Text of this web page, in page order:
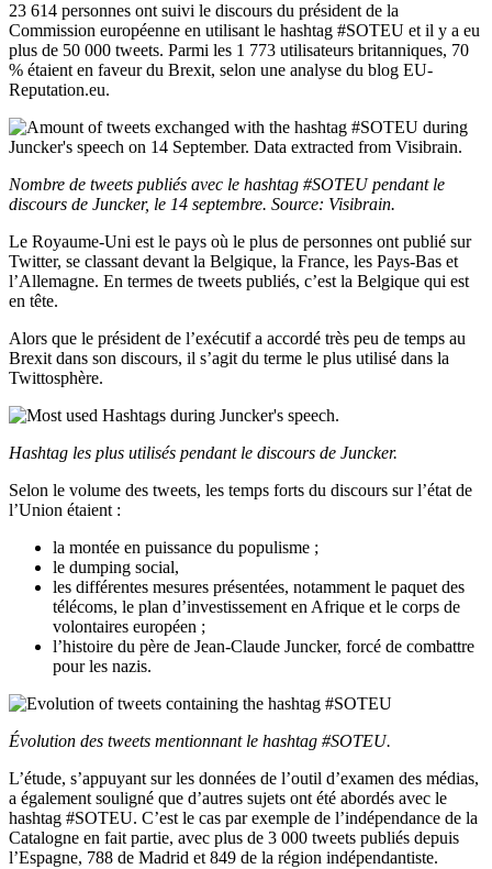
23 614 personnes ont suivi le discours du président de la
Commission européenne en utilisant le hashtag #SOTEU et il y a eu
plus de 50 000 tweets. Parmi les 1 773 utilisateurs britanniques, 70
% étaient en faveur du Brexit, selon une analyse du blog EU-
Reputation.eu.
Nombre de tweets publiés avec le hashtag #SOTEU pendant le
discours de Juncker, le 14 septembre. Source: Visibrain.
Le Royaume-Uni est le pays où le plus de personnes ont publié sur
Twitter, se classant devant la Belgique, la France, les Pays-Bas et
l’Allemagne. En termes de tweets publiés, c’est la Belgique qui est
en tête.
Alors que le président de l’exécutif a accordé très peu de temps au
Brexit dans son discours, il s’agit du terme le plus utilisé dans la
Twittosphère.
Hashtag les plus utilisés pendant le discours de Juncker.
Selon le volume des tweets, les temps forts du discours sur l’état de
l’Union étaient :
la montée en puissance du populisme ;
le dumping social,
les différentes mesures présentées, notamment le paquet des
télécoms, le plan d’investissement en Afrique et le corps de
volontaires européen ;
l’histoire du père de Jean-Claude Juncker, forcé de combattre
pour les nazis.
Évolution des tweets mentionnant le hashtag #SOTEU.
L’étude, s’appuyant sur les données de l’outil d’examen des médias,
a également souligné que d’autres sujets ont été abordés avec le
hashtag #SOTEU. C’est le cas par exemple de l’indépendance de la
Catalogne en fait partie, avec plus de 3 000 tweets publiés depuis
l’Espagne, 788 de Madrid et 849 de la région indépendantiste.